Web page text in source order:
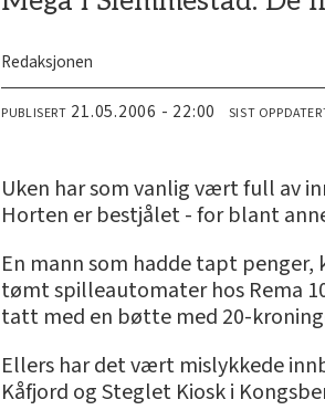
Redaksjonen
PUBLISERT 21.05.2006 - 22:00 SIST
Uken har som vanlig vært full av
Horten er bestjålet - for blant
En mann som hadde tapt penger,
tømt spilleautomater hos Rema
tatt med en bøtte med 20-
Ellers har det vært mislykkede
Kåfjord og Steglet Kiosk i